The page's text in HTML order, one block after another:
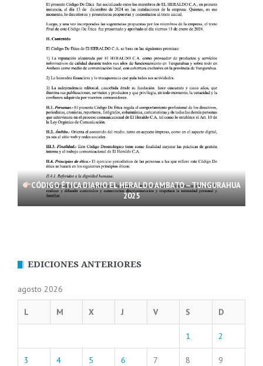
CÓDIGO ÉTICA DIARIO EL HERALDO AMBATO – TUNGURAHUA
2025
EDICIONES ANTERIORES
agosto 2026
L M X J V S D
1 2
3 4 5 6 7 8 9